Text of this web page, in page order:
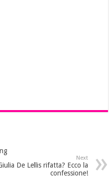
Next
De Lellis rifatta? Ecco la
confessione!